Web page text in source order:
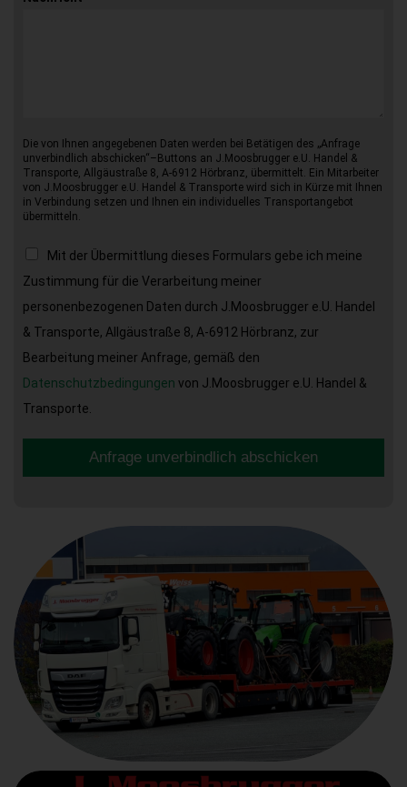
Die von Ihnen angegebenen Daten werden bei Betätigen des „Anfrage
unverbindlich abschicken“–Buttons an J.Moosbrugger e.U. Handel &
Transporte, Allgäustraße 8, A-6912 Hörbranz, übermittelt. Ein Mitarbeiter
von J.Moosbrugger e.U. Handel & Transporte wird sich in Kürze mit Ihnen
in Verbindung setzen und Ihnen ein individuelles Transportangebot
übermitteln.
Mit der Übermittlung dieses Formulars gebe ich meine
Zustimmung für die Verarbeitung meiner
personenbezogenen Daten durch J.Moosbrugger e.U. Handel
& Transporte, Allgäustraße 8, A-6912 Hörbranz, zur
Bearbeitung meiner Anfrage, gemäß den
Datenschutzbedingungen von J.Moosbrugger e.U. Handel &
Transporte.
Anfrage unverbindlich abschicken